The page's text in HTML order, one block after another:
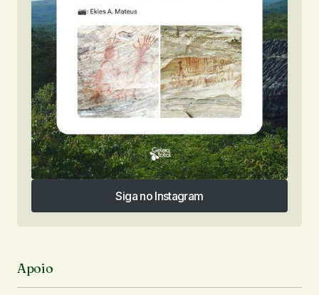
Siga no Instagram
Siga no Instagram
Apoio